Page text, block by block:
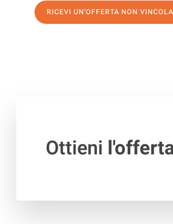
RICEVI UN'OFFERTA NON
Ottieni